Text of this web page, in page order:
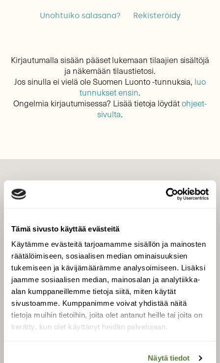
Tämä sivusto käyttää evästeitä
Käytämme evästeitä tarjoamamme sisällön ja mainosten
räätälöimiseen, sosiaalisen median ominaisuuksien
tukemiseen ja kävijämäärämme analysoimiseen. Lisäksi
jaamme sosiaalisen median, mainosalan ja analytiikka-
alan kumppaneillemme tietoja siitä, miten käytät
sivustoamme. Kumppanimme voivat yhdistää näitä
tietoja muihin tietoihin, joita olet antanut heille tai joita on
kerätty, kun olet käyttänyt heidän palvelujaan.
Näytä tiedot
Unohtuiko salasana? Rekisteröidy
Kirjautumalla sisään pääset lukemaan tilaajien sisältöjä
ja näkemään tilaustietosi.
Jos sinulla ei vielä ole Suomen Luonto -tunnuksia, luo
tunnukset ensin.
Ongelmia kirjautumisessa? Lisää tietoja löydätohjeet-
sivulta.
Tilaa digilukuoikeus
Äänestä parasta juttua
Tilaa uutiskirje
SUOMEN LUONNON­
SUOJELU­LIITTO
Suomen Luonto -lehden
luonnonsuojelu­liitto.